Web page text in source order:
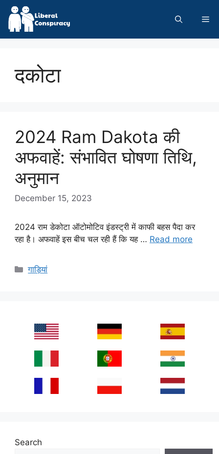
Skip
content
दकोटा
2024 Ram Dakota की
अफवाहें: संभावित घोषणा तिथि,
अनुमान
December 15, 2023
2024 राम डेकोटा ऑटोमोटिव इंडस्ट्री में काफी बहस पैदा कर
रहा है। अफवाहें इस बीच चल रही हैं कि यह … Read more
Categories
गाड़ियां
Search